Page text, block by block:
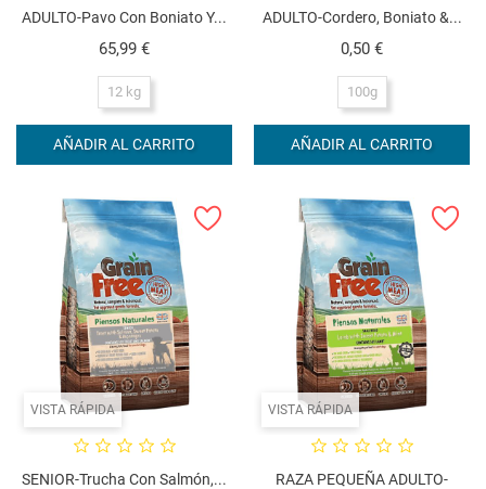
ADULTO-Pavo Con Boniato Y...
65,99 €Precio
12 kg
AÑADIR AL CARRITO
ADULTO-Cordero, Boniato &...
0,50 €Precio
100g
AÑADIR AL CARRITO
VISTA RÁPIDA
SENIOR-Trucha Con Salmón,...
VISTA RÁPIDA
RAZA PEQUEÑA ADULTO-